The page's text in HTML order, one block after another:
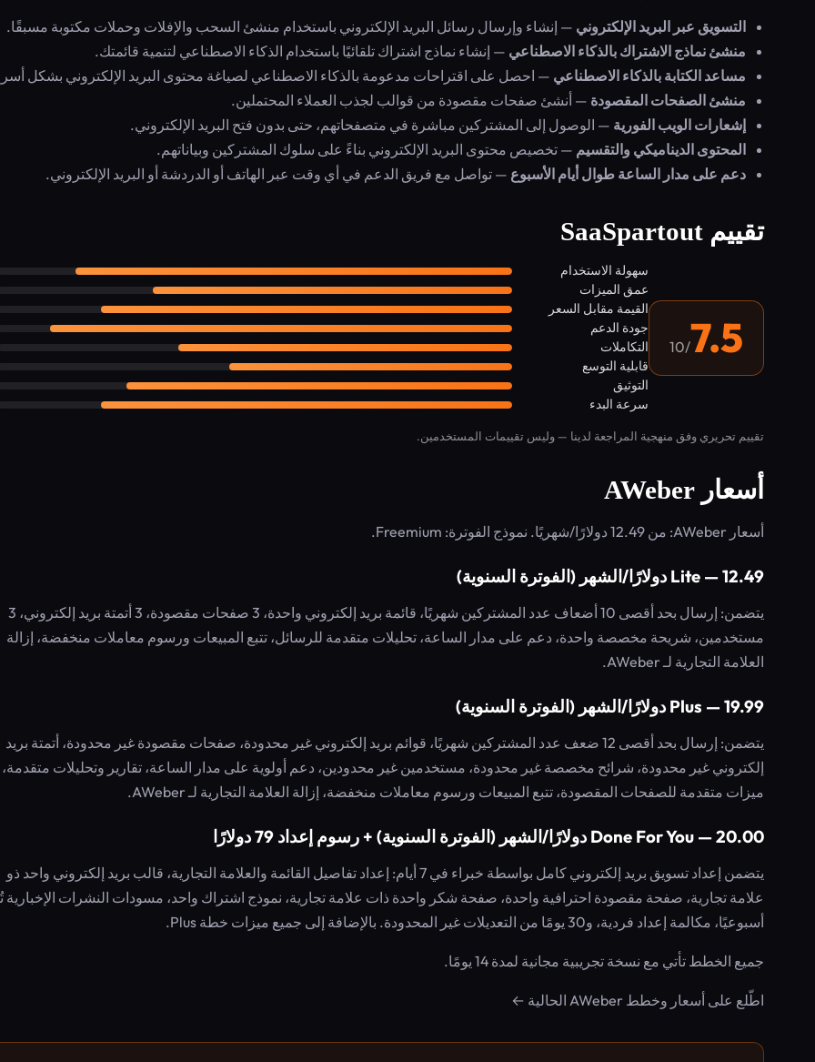
التسويق عبر البريد الإلكتروني — إنشاء وإرسال رسائل البريد الإلكتروني باستخدام منشئ السحب والإفلات وحملات مكتوبة مسبقًا.
منشئ نماذج الاشتراك بالذكاء الاصطناعي — إنشاء نماذج اشتراك تلقائيًا باستخدام الذكاء الاصطناعي لتنمية قائمتك.
مساعد الكتابة بالذكاء الاصطناعي — احصل على اقتراحات مدعومة بالذكاء الاصطناعي لصياغة محتوى البريد الإلكتروني بشكل
منشئ الصفحات المقصودة — أنشئ صفحات مقصودة من قوالب لجذب العملاء المحتملين.
إشعارات الويب الفورية — الوصول إلى المشتركين مباشرة في متصفحاتهم، حتى بدون فتح البريد الإلكتروني.
المحتوى الديناميكي والتقسيم — تخصيص محتوى البريد الإلكتروني بناءً على سلوك المشتركين وبياناتهم.
دعم على مدار الساعة طوال أيام الأسبوع — تواصل مع فريق الدعم في أي وقت عبر الهاتف أو الدردشة أو البريد الإلكتروني.
تقييم SaaSpartout
7.5
/10
سهولة الاستخدام
عمق الميزات
القيمة مقابل السعر
جودة الدعم
التكاملات
قابلية التوسع
التوثيق
سرعة البدء
تقييم تحريري وفق منهجية المراجعة لدينا — وليس تقييمات المستخدمين.
أسعار AWeber
أسعار AWeber: من 12.49 دولارًا/شهريًا. نموذج الفوترة: Freemium.
Lite — 12.49 دولارًا/الشهر (الفوترة السنوية)
يتضمن: إرسال بحد أقصى 10 أضعاف عدد المشتركين شهريًا، قائمة بريد إلكتروني واحدة، 3 صفحات مقصودة، 3 أتمتة بريد إلكتروني، 3
مستخدمين، شريحة مخصصة واحدة، دعم على مدار الساعة، تحليلات متقدمة للرسائل، تتبع المبيعات ورسوم معاملات منخفضة، إزالة
العلامة التجارية لـ AWeber.
Plus — 19.99 دولارًا/الشهر (الفوترة السنوية)
يتضمن: إرسال بحد أقصى 12 ضعف عدد المشتركين شهريًا، قوائم بريد إلكتروني غير محدودة، صفحات مقصودة غير محدودة، أتمتة بريد
إلكتروني غير محدودة، شرائح مخصصة غير محدودة، مستخدمين غير محدودين، دعم أولوية على مدار الساعة، تقارير وتحليلات متقدمة،
ميزات متقدمة للصفحات المقصودة، تتبع المبيعات ورسوم معاملات منخفضة، إزالة العلامة التجارية لـ AWeber.
Done For You — 20.00 دولارًا/الشهر (الفوترة السنوية) + رسوم إعداد 79 دولارًا
يتضمن إعداد تسويق بريد إلكتروني كامل بواسطة خبراء في 7 أيام: إعداد تفاصيل القائمة والعلامة التجارية، قالب بريد إلكتروني واحد ذو
علامة تجارية، صفحة مقصودة احترافية واحدة، صفحة شكر واحدة ذات علامة تجارية، نموذج اشتراك واحد، مسودات النشرات الإخبارية
أسبوعيًا، مكالمة إعداد فردية، و30 يومًا من التعديلات غير المحدودة. بالإضافة إلى جميع ميزات خطة Plus.
جميع الخطط تأتي مع نسخة تجريبية مجانية لمدة 14 يومًا.
اطّلع على أسعار وخطط AWeber الحالية ←